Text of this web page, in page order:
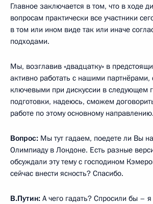
Главное заключается в том, что в ходе
вопросам практически все участники
в том или ином виде так или иначе
подходами.
Мы, возглавив «двадцатку» в
активно работать с нашими
ключевыми при дискуссии в следующем
подготовки, надеюсь, сможем
работе по этому основному направлению.
Вопрос: Мы тут гадаем, поедете ли Вы
Олимпиаду в Лондоне. Есть разные
обсуждали эту тему с господином
сейчас внести ясность? Спасибо.
В.Путин: А чего гадать? Спросили бы –